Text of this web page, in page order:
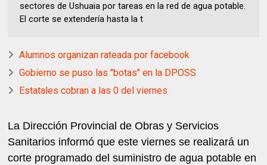
sectores de Ushuaia por tareas en la red de agua potable.
El corte se extendería hasta la t
Alumnos organizan rateada por facebook
Gobierno se puso las "botas" en la DPOSS
Estatales cobran a las 0 del viernes
La Dirección Provincial de Obras y Servicios
Sanitarios informó que este viernes se realizará un
corte programado del suministro de agua potable en